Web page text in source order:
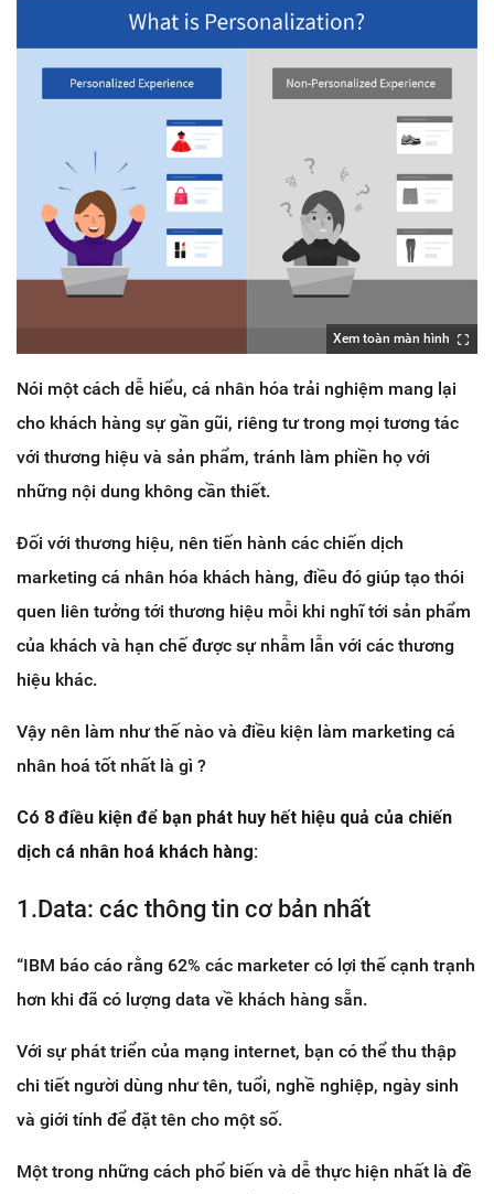
Xem toàn màn hình
Nói một cách dễ hiểu, cá nhân hóa trải nghiệm mang lại
cho khách hàng sự gần gũi, riêng tư trong mọi tương tác
với thương hiệu và sản phẩm, tránh làm phiền họ với
những nội dung không cần thiết.
Đối với thương hiệu, nên tiến hành các chiến dịch
marketing cá nhân hóa khách hàng, điều đó giúp tạo thói
quen liên tưởng tới thương hiệu mỗi khi nghĩ tới sản phẩm
của khách và hạn chế được sự nhẫm lẫn với các thương
hiệu khác.
Vậy nên làm như thế nào và điều kiện làm marketing cá
nhân hoá tốt nhất là gì ?
Có 8 điều kiện để bạn phát huy hết hiệu quả của chiến
dịch cá nhân hoá khách hàng:
1.Data: các thông tin cơ bản nhất
“IBM báo cáo rằng 62% các marketer có lợi thế cạnh trạnh
hơn khi đã có lượng data về khách hàng sẵn.
Với sự phát triển của mạng internet, bạn có thể thu thập
chi tiết người dùng như tên, tuổi, nghề nghiệp, ngày sinh
và giới tính để đặt tên cho một số.
Một trong những cách phổ biến và dễ thực hiện nhất là đề